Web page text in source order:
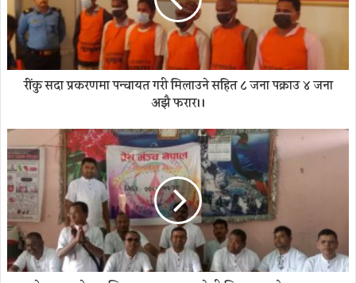
रींकु सदा प्रकरणमा पन्चायत गरी मिलाउने सहित ८ जना पक्राउ ४ जना
अझै फरार।।